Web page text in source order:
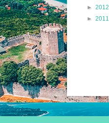
► 2012
► 2011